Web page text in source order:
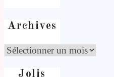
Archives
Jolis